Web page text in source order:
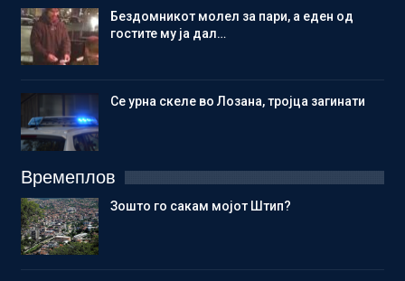
Бездомникот молел за пари, а еден од
гостите му ја дал…
Се урна скеле во Лозана, тројца загинати
Времеплов
Зошто го сакам мојот Штип?